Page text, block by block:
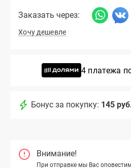
Заказать через:
Хочу дешевле
4 платежа
Бонус за покупку: 145
Внимание!
При отправке мы Вас